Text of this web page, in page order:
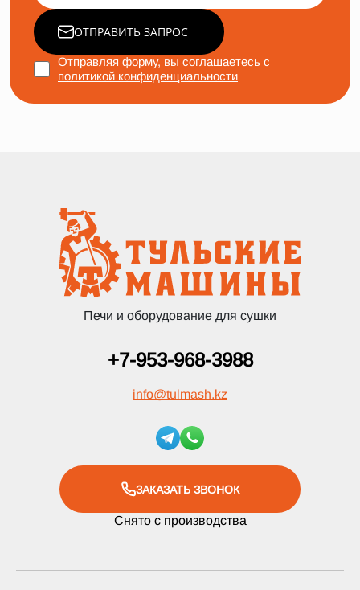
ОТПРАВИТЬ ЗАПРОС
Отправляя форму, вы соглашаетесь с
политикой конфиденциальности
Печи и оборудование для сушки
+7-953-968-3988
info@tulmash.kz
ЗАКАЗАТЬ ЗВОНОК
Снято с производства